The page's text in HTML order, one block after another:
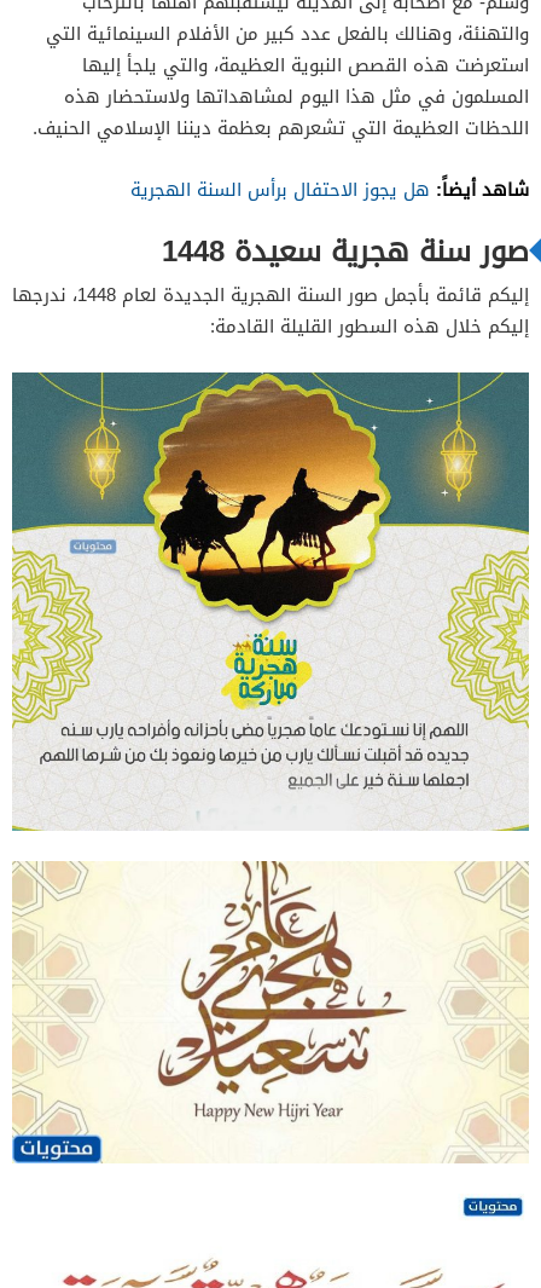
والتهنئة، وهنالك بالفعل عدد كبير من الأفلام السينمائية التي
استعرضت هذه القصص النبوية العظيمة، والتي يلجأ إليها
المسلمون في مثل هذا اليوم لمشاهداتها ولاستحضار هذه
اللحظات العظيمة التي تشعرهم بعظمة ديننا الإسلامي الحنيف.
شاهد أيضاً: هل يجوز الاحتفال برأس السنة الهجرية
صور سنة هجرية سعيدة 1448
إليكم قائمة بأجمل صور السنة الهجرية الجديدة لعام 1448، ندرجها
إليكم خلال هذه السطور القليلة القادمة: